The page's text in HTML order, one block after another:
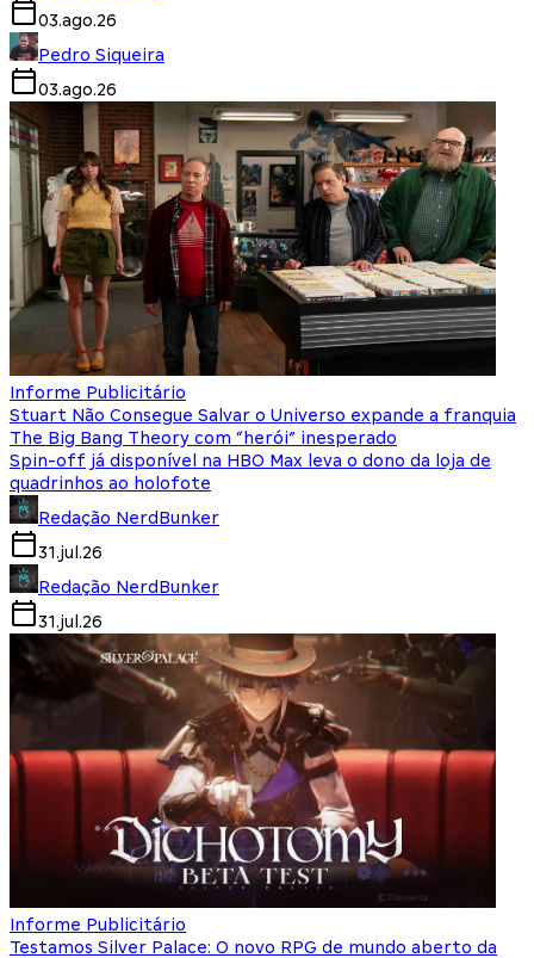
03.ago.26
Pedro Siqueira
03.ago.26
Informe Publicitário
Stuart Não Consegue Salvar o Universo expande a franquia
The Big Bang Theory com “herói” inesperado
Spin-off já disponível na HBO Max leva o dono da loja de
quadrinhos ao holofote
Redação NerdBunker
31.jul.26
Redação NerdBunker
31.jul.26
Informe Publicitário
Testamos Silver Palace: O novo RPG de mundo aberto da